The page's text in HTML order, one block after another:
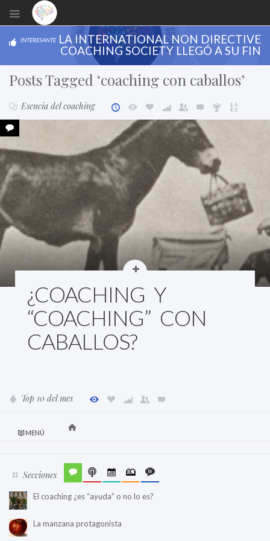
INTERESANTE LA INTERNATIONAL NON DIRECTIVE
COACHING SOCIETY LLEGÓ A SU FIN
Posts Tagged ‘coaching con caballos’
Esencia del coaching
¿COACHING Y
“COACHING” CON
CABALLOS?
Top 10 del mes
MENÚ
Secciones
El coaching ¿es “ayuda” o no lo es?
La manzana protagonista